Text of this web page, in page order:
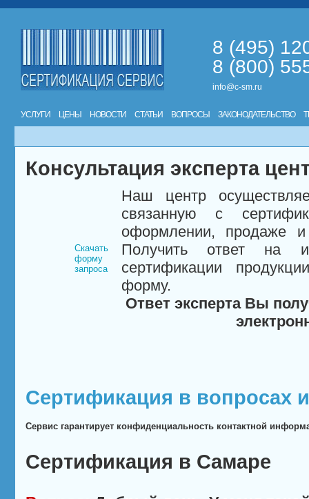
8 (495)
8 (800)
info@c-sm.ru
УСЛУГИ ЦЕНЫ НОВОСТИ СТАТЬИ ВОПРОСЫ ЗАКОНОДАТЕЛЬСТВО
Консультация эксперта
Скачать
форму
запроса
Наш центр
связанную с
оформлении, продаже и
Получить ответ на
сертификации
форму.
Ответ эксперта Вы
Сертификация в вопросах
Сервис гарантирует конфиденциальность контактной
Сертификация в Самаре